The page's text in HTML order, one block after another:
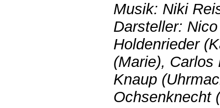
Musik: Niki
Darsteller:
Holdenrieder
(Marie), Carlos
Knaup
Ochsenknecht